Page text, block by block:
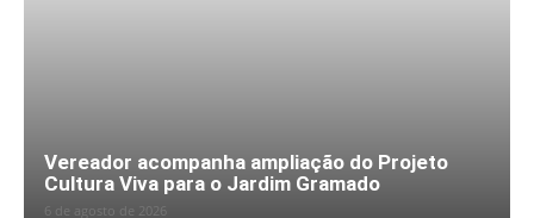
Vereador acompanha ampliação do Projeto
Cultura Viva para o Jardim Gramado
6 de agosto de 2026